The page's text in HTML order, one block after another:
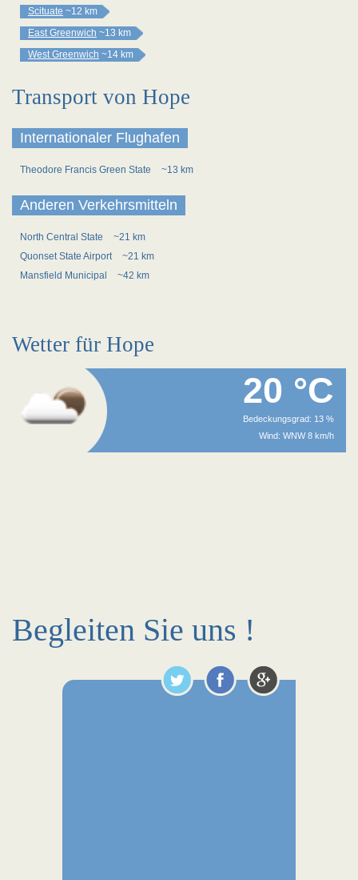
Scituate ~12 km
East Greenwich ~13 km
West Greenwich ~14 km
Transport von Hope
Internationaler Flughafen
Theodore Francis Green State ~13 km
Anderen Verkehrsmitteln
North Central State
~21 km
Quonset State Airport
~21 km
Mansfield Municipal
~42 km
Wetter für Hope
20 °C
Bedeckungsgrad: 13 %
Wind: WNW 8 km/h
Begleiten Sie uns !